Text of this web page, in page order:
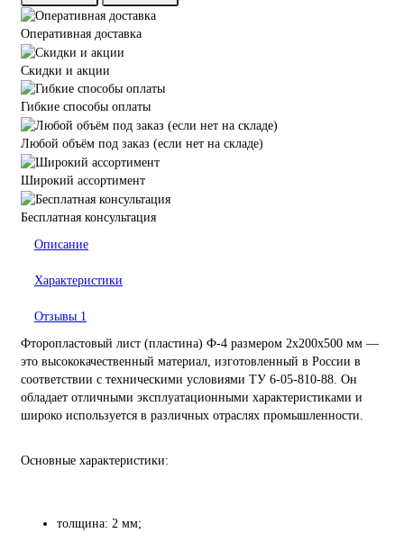
Оперативная доставка
Скидки и акции
Гибкие способы оплаты
Любой объём под заказ (если нет на складе)
Широкий ассортимент
Бесплатная консультация
Описание
Характеристики
Отзывы 1
Фторопластовый лист (пластина) Ф-4 размером 2х200х500 мм —
это высококачественный материал, изготовленный в России в
соответствии с техническими условиями ТУ 6-05-810-88. Он
обладает отличными эксплуатационными характеристиками и
широко используется в различных отраслях промышленности.
Основные характеристики:
толщина: 2 мм;